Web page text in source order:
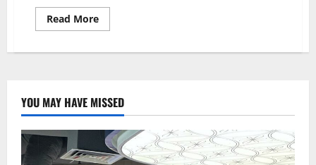
Read More
YOU MAY HAVE MISSED